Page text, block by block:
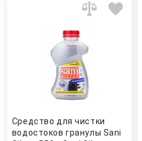
Средство для чистки
водостоков гранулы Sani